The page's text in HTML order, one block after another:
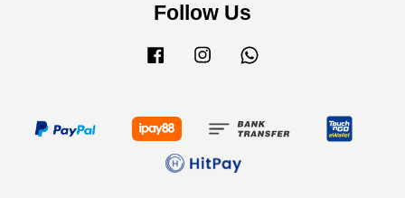
Follow Us
Facebook Instagram